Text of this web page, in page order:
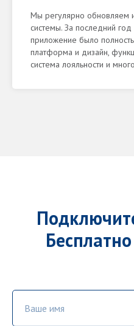
Мы регулярно обновляем
системы. За последний
приложение было
платформа и дизайн,
система лояльности и
Ваше имя